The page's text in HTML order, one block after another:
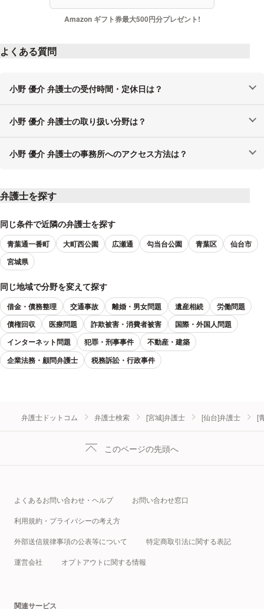
Amazon ギフト券最大500円分プレゼント!
よくある質問
小野 優介 弁護士の受付時間・定休日は？
小野 優介 弁護士の取り扱い分野は？
小野 優介 弁護士の事務所へのアクセス方法は？
弁護士を探す
同じ条件で近隣の弁護士を探す
青葉通一番町 大町西公園 広瀬通 勾当台公園 青葉区
仙台市
宮城県
同じ地域で分野を変えて探す
借金・債務整理 交通事故 離婚・男女問題 遺産相続
労働問題
債権回収
医療問題 詐欺被害・消費者被害
国際・外国人問題
インターネット問題
犯罪・刑事事件
不動産・建築
企業法務・顧問弁護士
税務訴訟・行政事件
弁護士ドットコム 弁護士検索 [宮城]弁護士 [仙台]弁護士 [
このページの先頭へ
よくあるお問い合わせ・ヘルプ お問い合わせ窓口
利用規約・プライバシーの考え方
外部送信規律事項の公表等について 特定商取引法に関する表記
運営会社 オプトアウトに関する情報
関連サービス